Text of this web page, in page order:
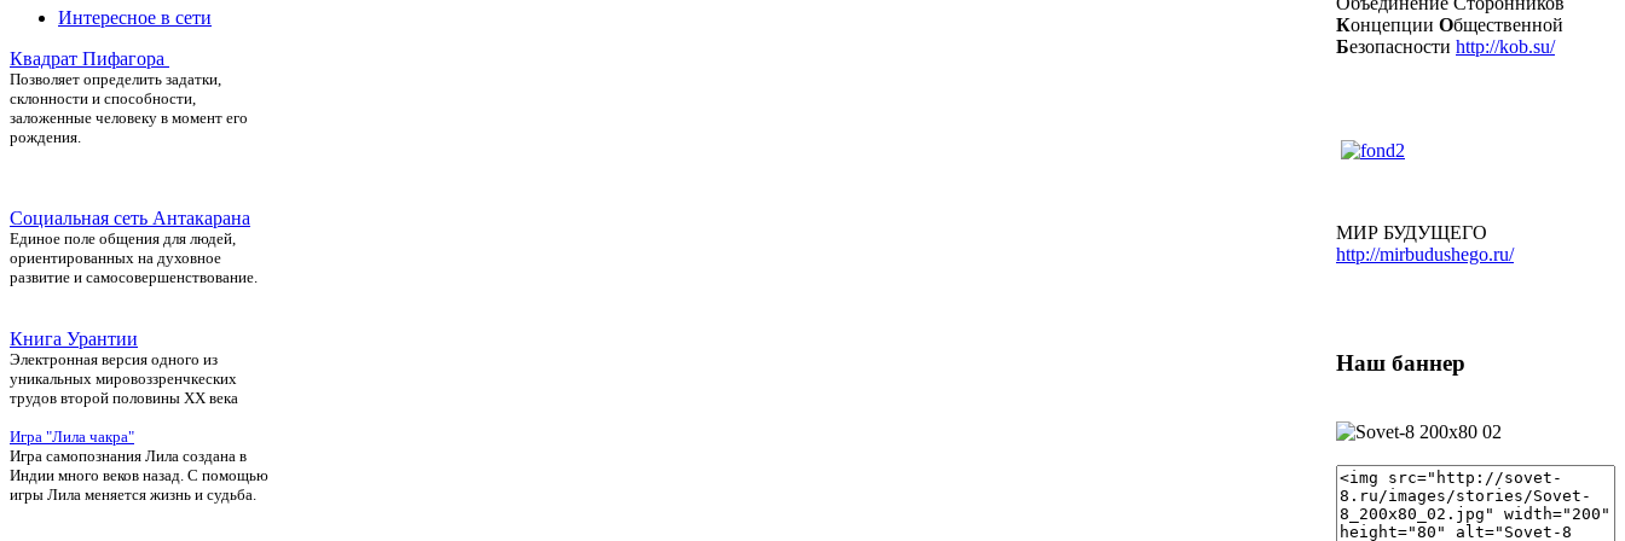
Интересное в сети
Квадрат Пифагора
Позволяет определить задатки,
склонности и способности,
заложенные человеку в момент его
рождения.
Социальная сеть Антакарана
Единое поле общения для людей,
ориентированных на духовное
развитие и самосовершенствование.
Книга Урантии
Электронная версия одного из
уникальных мировоззренчкеских
трудов второй половины ХХ века
Игра "Лила чакра"
Игра самопознания Лила создана в
Индии много веков назад. С помощью
игры Лила меняется жизнь и судьба.
Концепции Общественной
Безопасности http://kob.su/
МИР БУДУЩЕГО
http://mirbudushego.ru/
Наш баннер